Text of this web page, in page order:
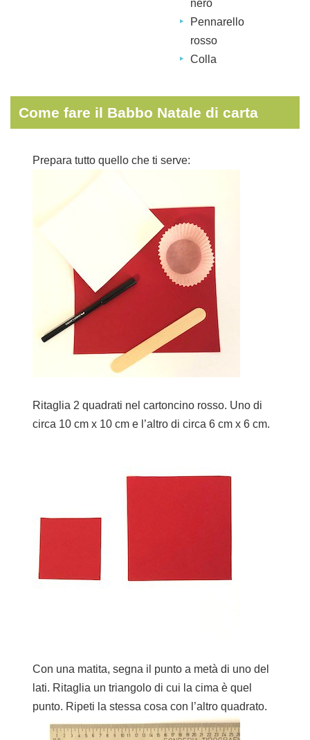
nero
Pennarello
rosso
Colla
Come fare il Babbo Natale di carta
Prepara tutto quello che ti serve:
Ritaglia 2 quadrati nel cartoncino rosso. Uno di
circa 10 cm x 10 cm e l’altro di circa 6 cm x 6 cm.
Con una matita, segna il punto a metà di uno del
lati. Ritaglia un triangolo di cui la cima è quel
punto. Ripeti la stessa cosa con l’altro quadrato.